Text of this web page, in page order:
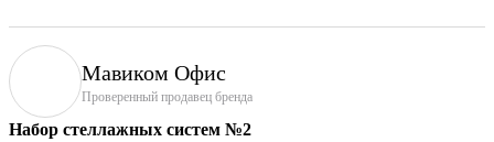
Мавиком Офис
Проверенный продавец бренда
Набор стеллажных систем №2